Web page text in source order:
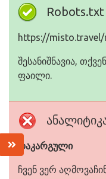
Robots.txt
https://
შესანიშნავია,
ფაილი.
დაკარგული
ჩვენ ვერ